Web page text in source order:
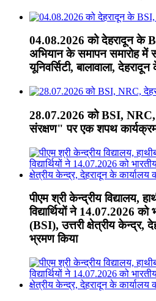
04.08.2026 को देहरादून
अभियान के समापन समारोह में
यूनिवर्सिटी, बालावाला,
28.07.2026 को BSI, NRC,
संरक्षण" पर एक शपथ
पीएम श्री केन्द्रीय विद्यालय,
विद्यार्थियों ने 14.07.2026 को
(BSI), उत्तरी क्षेत्रीय केन्द्र,
भ्रमण किया